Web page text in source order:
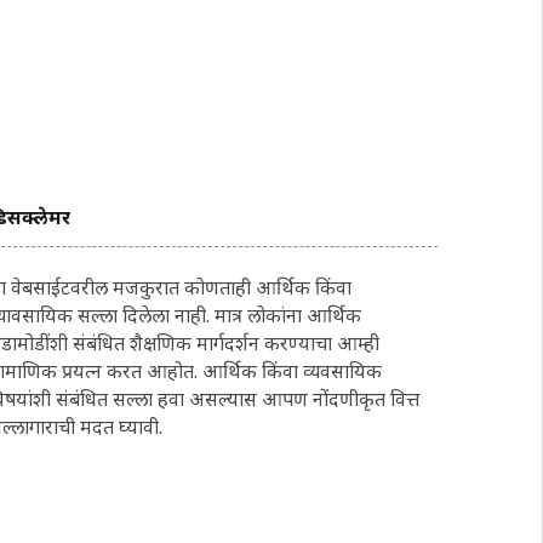
वेबसाईटवरील मजकुरात कोणताही आर्थिक किंवा
सल्ला दिलेला नाही. मात्र लोकांना आर्थिक
संबंधित शैक्षणिक मार्गदर्शन करण्याचा आम्ही
प्रयत्न करत आहोत. आर्थिक किंवा व्यवसायिक
संबंधित सल्ला हवा असल्यास आपण नोंदणीकृत वित्त
मदत घ्यावी.